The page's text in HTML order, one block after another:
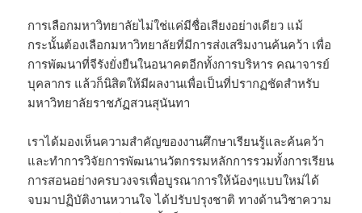
การเลือกมหาวิทยาลัยไม่ใช่แค่มีชื่อเสียงอย่างเดียว แม้
กระนั้นต้องเลือกมหาวิทยาลัยที่มีการส่งเสริมงานค้นคว้า เพื่อ
การพัฒนาที่จีรังยั่งยืนในอนาคตอีกทั้งการบริหาร คณาจารย์
บุคลากร แล้วก็นิสิตให้มีผลงานเพื่อเป็นที่ปรากฏชัดสำหรับ
มหาวิทยาลัยราชภัฏสวนสุนันทา
เราได้มองเห็นความสำคัญของงานศึกษาเรียนรู้และค้นคว้า
และทำการวิจัยการพัฒนานวัตกรรมหลักการรวมทั้งการเรียน
การสอนอย่างครบวงจรเพื่อบูรณาการให้น้องๆแบบใหม่ได้
จบมาปฏิบัติงานหวานใจ ได้ปรับปรุงชาติ ทางด้านวิชาความ